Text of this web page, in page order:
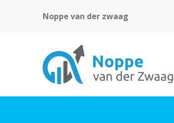
Noppe van der zwaag